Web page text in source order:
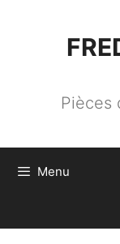
Pièces
Menu